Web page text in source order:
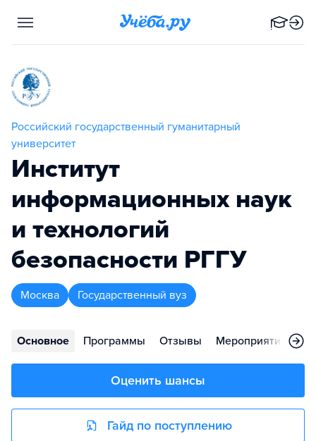
Российский государственный гуманитарный
университет
Институт
информационных наук
и технологий
безопасности РГГУ
Москва Государственный вуз
Основное Программы Отзывы Мероприятия
Оценить шансы
Гайд по поступлению